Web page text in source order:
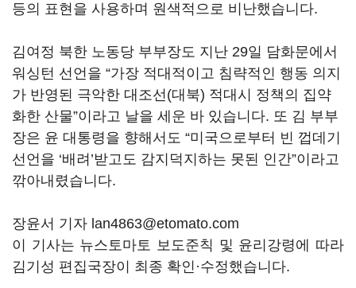
등의 표현을 사용하며 원색적으로 비난했습니다.
김여정 북한 노동당 부부장도 지난 29일 담화문에서
워싱턴 선언을 “가장 적대적이고 침략적인 행동 의지
가 반영된 극악한 대조선(대북) 적대시 정책의 집약
화한 산물”이라고 날을 세운 바 있습니다. 또 김 부부
장은 윤 대통령을 향해서도 “미국으로부터 빈 껍데기
선언을 ‘배려’받고도 감지덕지하는 못된 인간”이라고
깎아내렸습니다.
장윤서 기자 lan4863@etomato.com
이 기사는 뉴스토마토 보도준칙 및 윤리강령에 따라
김기성 편집국장이 최종 확인·수정했습니다.